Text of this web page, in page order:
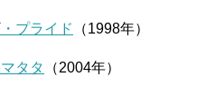
プライド （1998年）
タタ （2004年）